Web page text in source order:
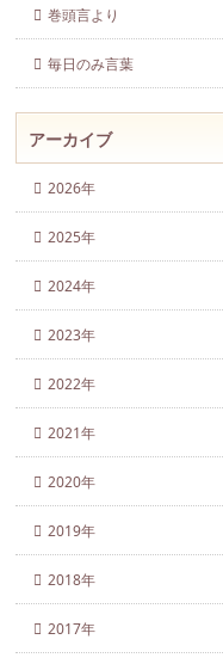
巻頭言より
毎日のみ言葉
アーカイブ
2026年
2025年
2024年
2023年
2022年
2021年
2020年
2019年
2018年
2017年